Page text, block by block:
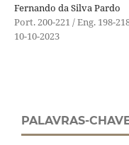
Fernando da Silva Pardo
Port. 200-221 / Eng. 198-
10-10-2023
PALAVRAS-